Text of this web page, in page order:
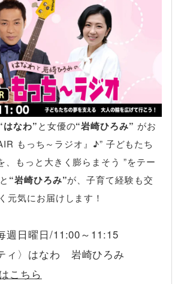
はなわ”と女優の“岩崎ひろみ” がお
もっち～ラジオ』♪” 子どもたち
、もっと大きく膨らまそう ”をテー
と “岩崎ひろみ”が、子育て経験も交
元気にお届けします！
週日曜日/11:00～11:15
ィ〉はなわ 岩崎ひろみ
こちら